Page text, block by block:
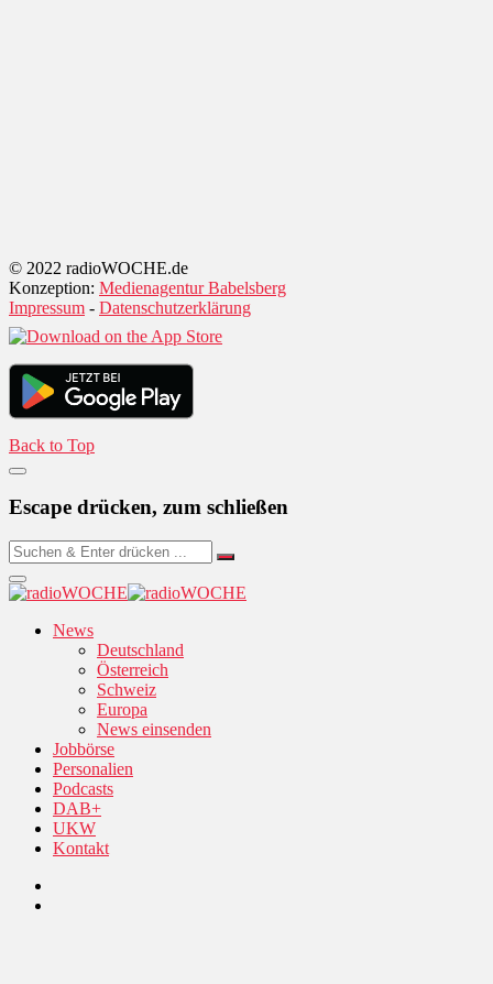
© 2022 radioWOCHE.de
Konzeption: Medienagentur Babelsberg
Impressum - Datenschutzerklärung
Back to Top
Escape drücken, zum schließen
News
Deutschland
Österreich
Schweiz
Europa
News einsenden
Jobbörse
Personalien
Podcasts
DAB+
UKW
Kontakt